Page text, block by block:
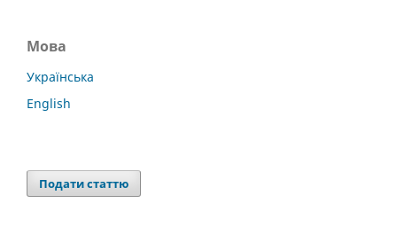
Мова
Українська
English
Подати статтю